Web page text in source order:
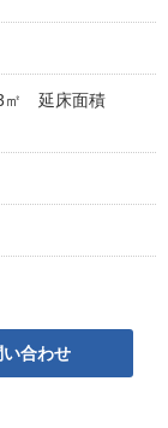
㎡ 延床面積
い合わせ